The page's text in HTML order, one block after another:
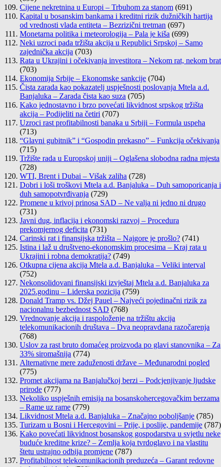
Cijene nekretnina u Europi – Trbuhom za stanom (691)
Kapital u bosanskim bankama i kreditni rizik dužničkih hartija
od vrednosti vlada entiteta – Bezrizični tretman (697)
Monetarna politika i meteorologija – Pala je kiša (699)
Neki uzroci pada tržišta akcija u Republici Srpskoj – Samo
zajednička akcija (703)
Rata u Ukrajini i očekivanja investitora – Nekom rat, nekom brat
(703)
Ekonomija Srbije – Ekonomske sankcije (704)
Čista zarada kao pokazatelj uspješnosti poslovanja Mtela a.d.
Banjaluka – Zarada čista kao suza (705)
Kako jednostavno i brzo povećati likvidnost srpskog tržišta
akcija – Podijeliti na četiri (707)
Uzroci rast profitabilnosti banaka u Srbiji – Formula uspeha
(713)
“Glavni gubitnik” i “Gospodin prekasno” – Funkcija očekivanja
(715)
Tržište rada u Europskoj uniji – Oglašena slobodna radna mjesta
(728)
WTI, Brent i Dubai – Višak zaliha (728)
Dobri i loši troškovi Mtela a.d. Banjaluka – Duh samoporicanja i
duh samopotvrđivanja (729)
Promene u krivoj prinosa SAD – Ne valja ni jedno ni drugo
(731)
Javni dug, inflacija i ekonomski razvoj – Procedura
prekomjernog deficita (731)
Carinski rat i finansijska tržišta – Najgore je prošlo? (741)
Istina i laž u društveno-ekonomskim procesima – Kraj rata u
Ukrajini i robna demokratija? (749)
Otkupna cijena akcija Mtela a.d. Banjaluka – Veliki interval
(752)
Nekonsolidovani finansijski izvještaj Mtela a.d. Banjaluka za
2025.godinu – Liderska pozicija (759)
Donald Tramp vs. Džej Pauel – Najveći pojedinačni rizik za
nacionalnu bezbednost SAD (768)
Vrednovanje akcija i raspoloženje na tržištu akcija
telekomunikacionih društava – Dva neopravdana razočarenja
(768)
Uslov za rast bruto domaćeg proizvoda po glavi stanovnika – Za
33% siromašnija (774)
Alternativne mere zaduženosti države – Međunarodni pogled
(775)
Promet akcijama na Banjalučkoj berzi – Podcjenjivanje ljudske
prirode (777)
Nekoliko uspješnih emisija na bosanskohercegovačkim berzama
– Rame uz rame (779)
Likvidnost Mtela a.d. Banjaluka – Značajno poboljšanje (785)
Turizam u Bosni i Hercegovini – Prije, i poslije, pandemije (787)
Kako povećati likvidnost bosanskog gospodarstva u svjetlu neke
buduće kreditne krize? – Zemlja koja tvrdoglavo i na vlastitu
štetu ustrajno odbija promjene (787)
Profitabilnost telekomunikacionih preduzeća – Garant redovne